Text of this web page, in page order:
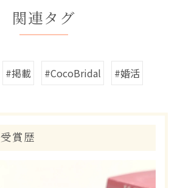
関連タグ
#掲載 #CocoBridal #婚活
受賞歴